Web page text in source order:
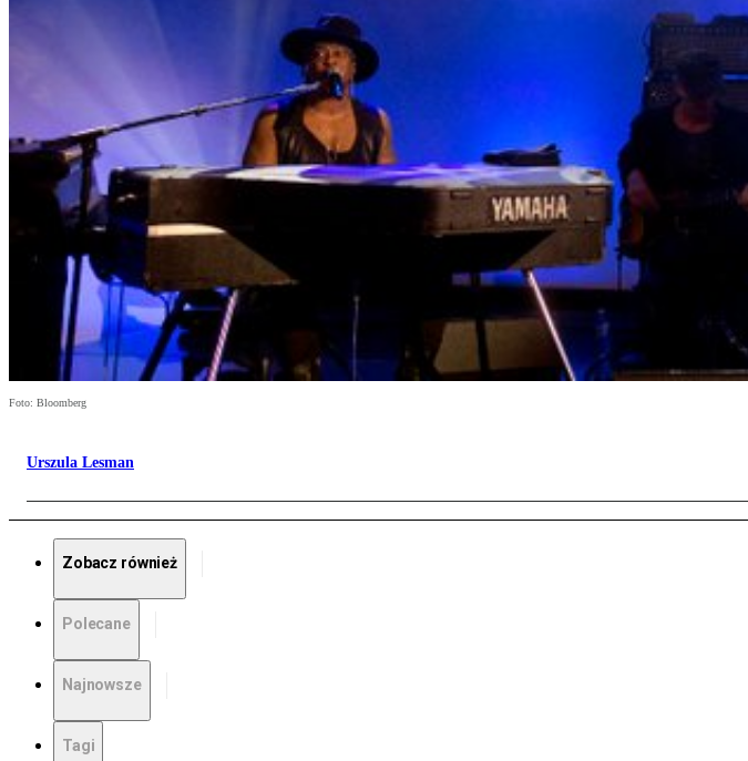
Foto: Bloomberg
Urszula Lesman
Zobacz również
Polecane
Najnowsze
Tagi